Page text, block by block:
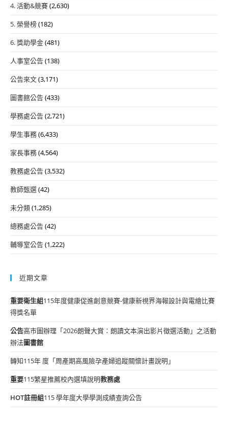
4. 活動&競賽(2,630)
5. 榮譽榜(182)
6. 獎助學金(481)
人事室公告(138)
公告來文(3,171)
圖書館公告(433)
學務處公告(2,721)
學生事務(6,433)
家長事務(4,564)
教務處公告(3,532)
教師甄選(42)
未分類(1,285)
總務處公告(42)
輔導室公告(1,222)
近期文章
重要衛生組115年度健康促進創意競賽-健康新視界海報設計與電繪比賽
得獎名單
公告高市圖辦理「2026朗聲大賞：朗讀文本演出影片徵選活動」之活動
辦法圖書館
轉知115年 度「周產期高風險孕產婦追蹤關懷計畫說明」
重要115繁星推薦校內選填說明教務處
HOT註冊組115 學年度大學學測成績查詢公告